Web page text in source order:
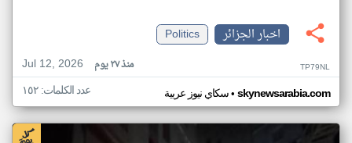
اخبار الجزائر
Politics
Jul 12, 2026
منذ ٢٧ يوم TP79NL
سكاي نيوز عربية• skynewsarabia.com عدد الكلمات: ١٥٢